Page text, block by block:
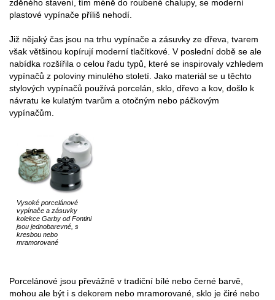
zděného stavení, tím méně do roubené chalupy, se moderní
plastové vypínače příliš nehodí.
Již nějaký čas jsou na trhu vypínače a zásuvky ze dřeva, tvarem
však většinou kopírují moderní tlačítkové. V poslední době se ale
nabídka rozšířila o celou řadu typů, které se inspirovaly vzhledem
vypínačů z poloviny minulého století. Jako materiál se u těchto
stylových vypínačů používá porcelán, sklo, dřevo a kov, došlo k
návratu ke kulatým tvarům a otočným nebo páčkovým
vypínačům.
Vysoké porcelánové
vypínače a zásuvky
kolekce Garby od Fontini
jsou jednobarevné, s
kresbou nebo
mramorované
Porcelánové jsou převážně v tradiční bílé nebo černé barvě,
mohou ale být i s dekorem nebo mramorované, sklo je čiré nebo